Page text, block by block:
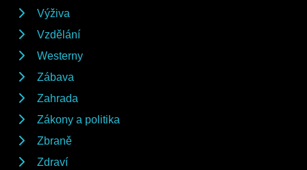
Výživa
Vzdělání
Westerny
Zábava
Zahrada
Zákony a politika
Zbraně
Zdraví